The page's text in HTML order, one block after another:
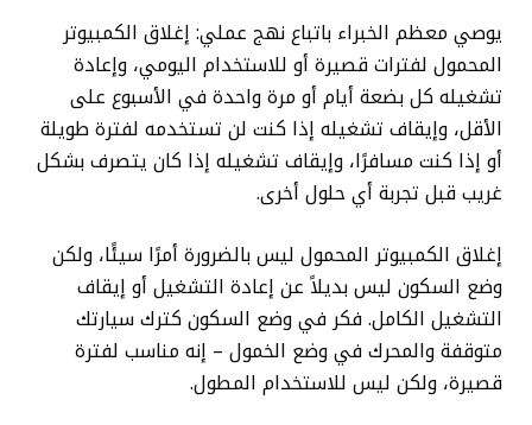
يوصي معظم الخبراء باتباع نهج عملي: إغلاق الكمبيوتر
المحمول لفترات قصيرة أو للاستخدام اليومي، وإعادة
تشغيله كل بضعة أيام أو مرة واحدة في الأسبوع على
الأقل، وإيقاف تشغيله إذا كنت لن تستخدمه لفترة طويلة
أو إذا كنت مسافرًا، وإيقاف تشغيله إذا كان يتصرف بشكل
غريب قبل تجربة أي حلول أخرى.
إغلاق الكمبيوتر المحمول ليس بالضرورة أمرًا سيئًا، ولكن
وضع السكون ليس بديلاً عن إعادة التشغيل أو إيقاف
التشغيل الكامل. فكر في وضع السكون كترك سيارتك
متوقفة والمحرك في وضع الخمول – إنه مناسب لفترة
قصيرة، ولكن ليس للاستخدام المطول.